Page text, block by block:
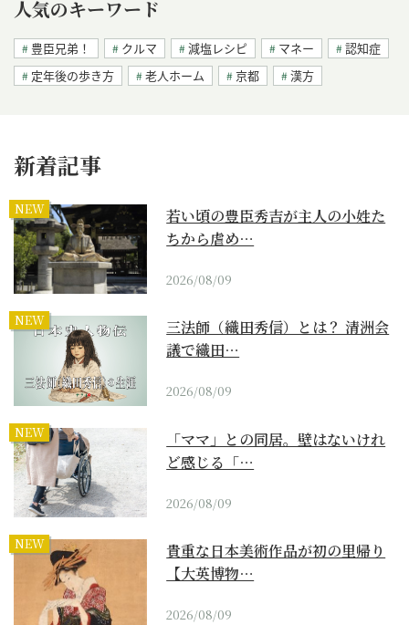
人気のキーワード
豊臣兄弟！ クルマ 減塩レシピ マネー
認知症
定年後の歩き方
老人ホーム 京都 漢方
新着記事
NEW
若い頃の豊臣秀吉が主人の小姓た
ちから虐め…
2026/08/09
NEW
三法師（織田秀信）とは？ 清洲会
議で織田…
2026/08/09
NEW
「ママ」との同居。壁はないけれ
ど感じる「…
2026/08/09
NEW
貴重な日本美術作品が初の里帰り
【大英博物…
2026/08/09